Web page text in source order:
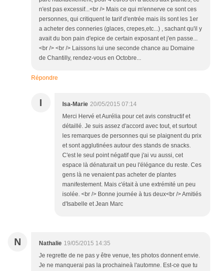
n'est pas excessif...<br /> Mais ce qui m'ennerve ce sont ces
personnes, qui critiquent le tarif d'entrée mais ils sont les 1er
a acheter des conneries (glaces, crepes,etc...) , sachant qu'il y
avait du bon pain d'epice de certain exposant et j'en passe...
<br /> <br /> Laissons lui une seconde chance au Domaine
de Chantilly, rendez-vous en Octobre...
Répondre
I Isa-Marie 20/05/2015 07:14
Merci Hervé et Aurélia pour cet avis constructif et
détaillé. Je suis assez d'accord avec tout, et surtout
les remarques de personnes qui se plaignent du prix
et sont agglutinées autour des stands de snacks.
C'est le seul point négatif que j'ai vu aussi, cet
espace là dénaturait un peu l'élégance du reste. Ces
gens là ne venaient pas acheter de plantes
manifestement. Mais c'était à une extrémité un peu
isolée. <br /> Bonne journée à tus deux<br /> Amitiés
d'Isabelle et Jean Marc
N Nathalie 19/05/2015 14:35
Je regrette de ne pas y être venue, tes photos donnent envie.
Je ne manquerai pas la prochaineà l'automne. Est-ce que tu